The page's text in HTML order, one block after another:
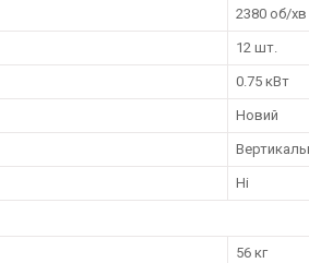
2380 об/хв
12 шт.
0.75 кВт
Новий
Ні
56 кг